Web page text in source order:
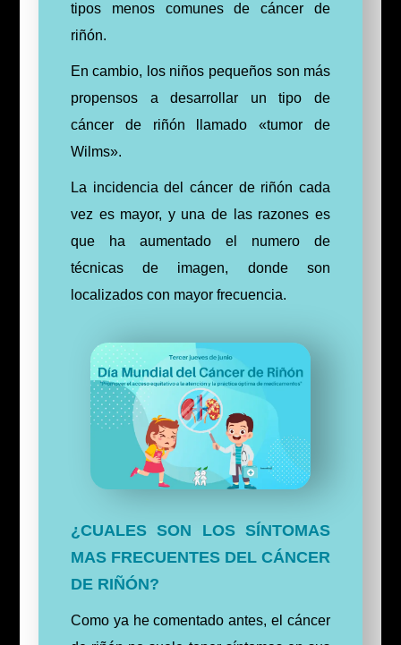
tipos menos comunes de cáncer de
riñón.
En cambio, los niños pequeños son más
propensos a desarrollar un tipo de
cáncer de riñón llamado «tumor de
Wilms».
La incidencia del cáncer de riñón cada
vez es mayor, y una de las razones es
que ha aumentado el numero de
técnicas de imagen, donde son
localizados con mayor frecuencia.
¿CUALES SON LOS SÍNTOMAS
MAS FRECUENTES DEL CÁNCER
DE RIÑÓN?
Como ya he comentado antes, el cáncer